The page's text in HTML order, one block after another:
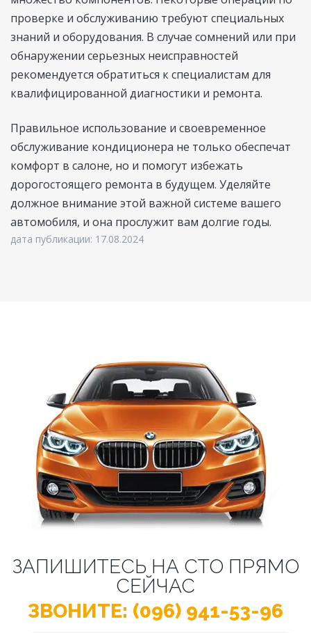
проверке и обслуживанию требуют специальных
знаний и оборудования. В случае сомнений или при
обнаружении серьезных неисправностей
рекомендуется обратиться к специалистам для
квалифицированной диагностики и ремонта.
Правильное использование и своевременное
обслуживание кондиционера не только обеспечат
комфорт в салоне, но и помогут избежать
дорогостоящего ремонта в будущем. Уделяйте
должное внимание этой важной системе вашего
автомобиля, и она прослужит вам долгие годы.
дата публикации: 17.08.2024
ЗАПИШИТЕСЬ НА СТО ПРЯМО
СЕЙЧАС
ЗВОНИТЕ: (096) 941-53-96